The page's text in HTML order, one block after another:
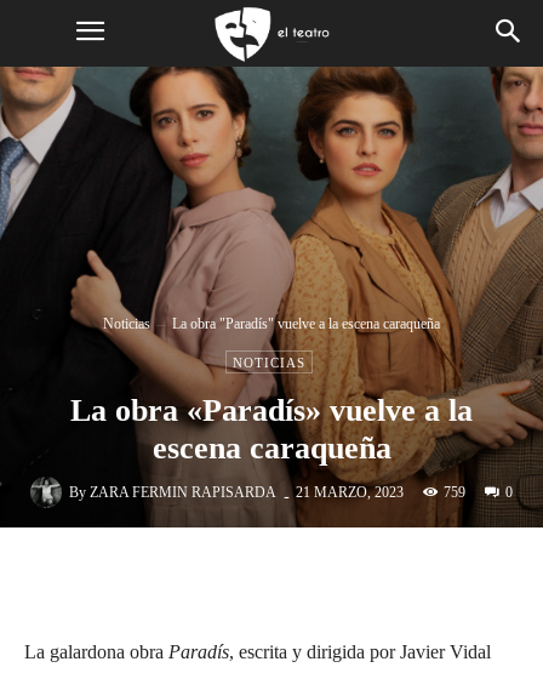
Noticias La obra "Paradís" vuelve a la escena caraqueña
NOTICIAS
La obra «Paradís» vuelve a la
escena caraqueña
By ZARA FERMIN RAPISARDA - 21 MARZO, 2023 759 0
La galardona obra Paradís, escrita y dirigida por Javier Vidal